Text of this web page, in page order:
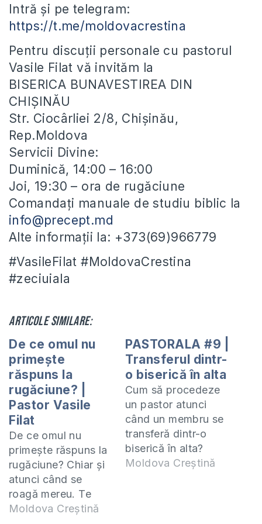
Intră și pe telegram:
https://t.me/moldovacrestina
Pentru discuții personale cu pastorul
Vasile Filat vă invităm la
BISERICA BUNAVESTIREA DIN
CHIȘINĂU
Str. Ciocârliei 2/8, Chișinău,
Rep.Moldova
Servicii Divine:
Duminică, 14:00 – 16:00
Joi, 19:30 – ora de rugăciune
Comandați manuale de studiu biblic la
info@precept.md
Alte informații la: +373(69)966779
#VasileFilat #MoldovaCrestina
#zeciuiala
Articole similare:
De ce omul nu
primește
răspuns la
rugăciune? |
Pastor Vasile
Filat
De ce omul nu
primește răspuns la
rugăciune? Chiar și
atunci când se
roagă mereu. Te
invit să studiem
Moldova Creștină
PASTORALA #9 |
Transferul dintr-
o biserică în alta
Cum să procedeze
un pastor atunci
când un membru se
transferă dintr-o
biserică în alta?
Atunci când pleacă
Moldova Creștină